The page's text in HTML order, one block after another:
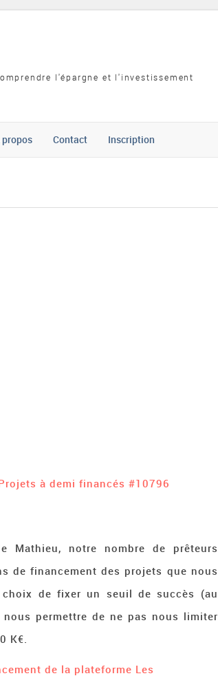
l'épargne et l'investissement
propos Contact Inscription
à demi financés #10796
notre nombre de prêteurs
de financement des projets que nous
de fixer un seuil de succès (au
permettre de ne pas nous limiter
K€.
de la plateforme Les